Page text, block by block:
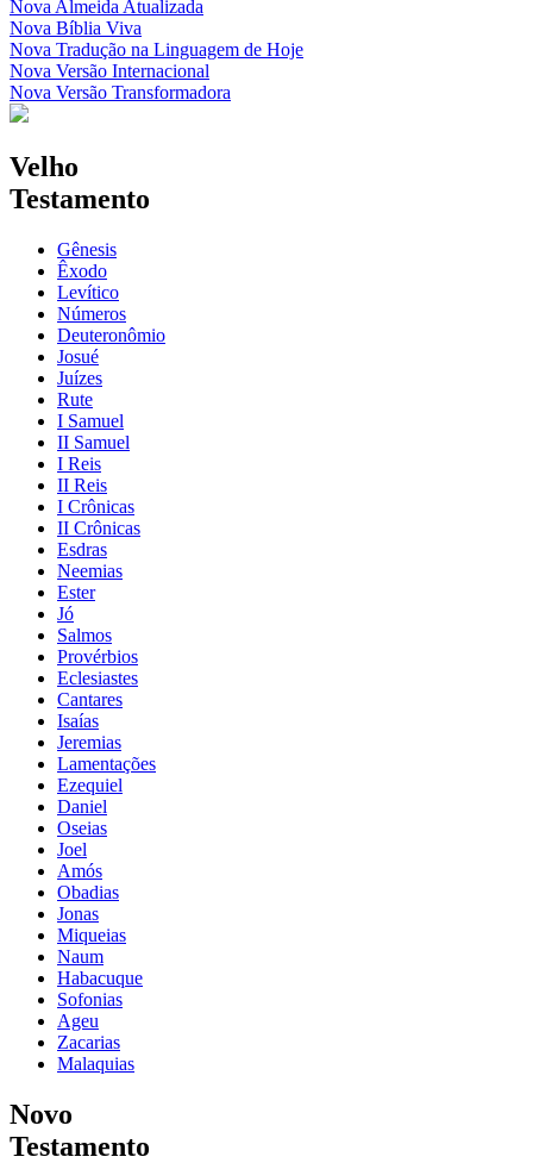
Nova Almeida Atualizada
Nova Bíblia Viva
Nova Tradução na Linguagem de Hoje
Nova Versão Internacional
Nova Versão Transformadora
Velho
Testamento
Gênesis
Êxodo
Levítico
Números
Deuteronômio
Josué
Juízes
Rute
I Samuel
II Samuel
I Reis
II Reis
I Crônicas
II Crônicas
Esdras
Neemias
Ester
Jó
Salmos
Provérbios
Eclesiastes
Cantares
Isaías
Jeremias
Lamentações
Ezequiel
Daniel
Oseias
Joel
Amós
Obadias
Jonas
Miqueias
Naum
Habacuque
Sofonias
Ageu
Zacarias
Malaquias
Novo
Testamento